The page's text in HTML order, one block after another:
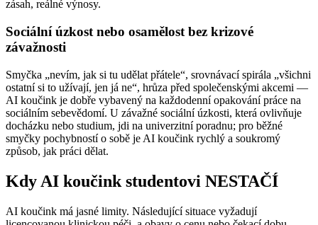
zásah, reálné výnosy.
Sociální úzkost nebo osamělost bez krizové
závažnosti
Smyčka „nevím, jak si tu udělat přátele“, srovnávací spirála „všichni
ostatní si to užívají, jen já ne“, hrůza před společenskými akcemi —
AI koučink je dobře vybavený na každodenní opakování práce na
sociálním sebevědomí. U závažné sociální úzkosti, která ovlivňuje
docházku nebo studium, jdi na univerzitní poradnu; pro běžné
smyčky pochybností o sobě je AI koučink rychlý a soukromý
způsob, jak práci dělat.
Kdy AI koučink studentovi NESTAČÍ
AI koučink má jasné limity. Následující situace vyžadují